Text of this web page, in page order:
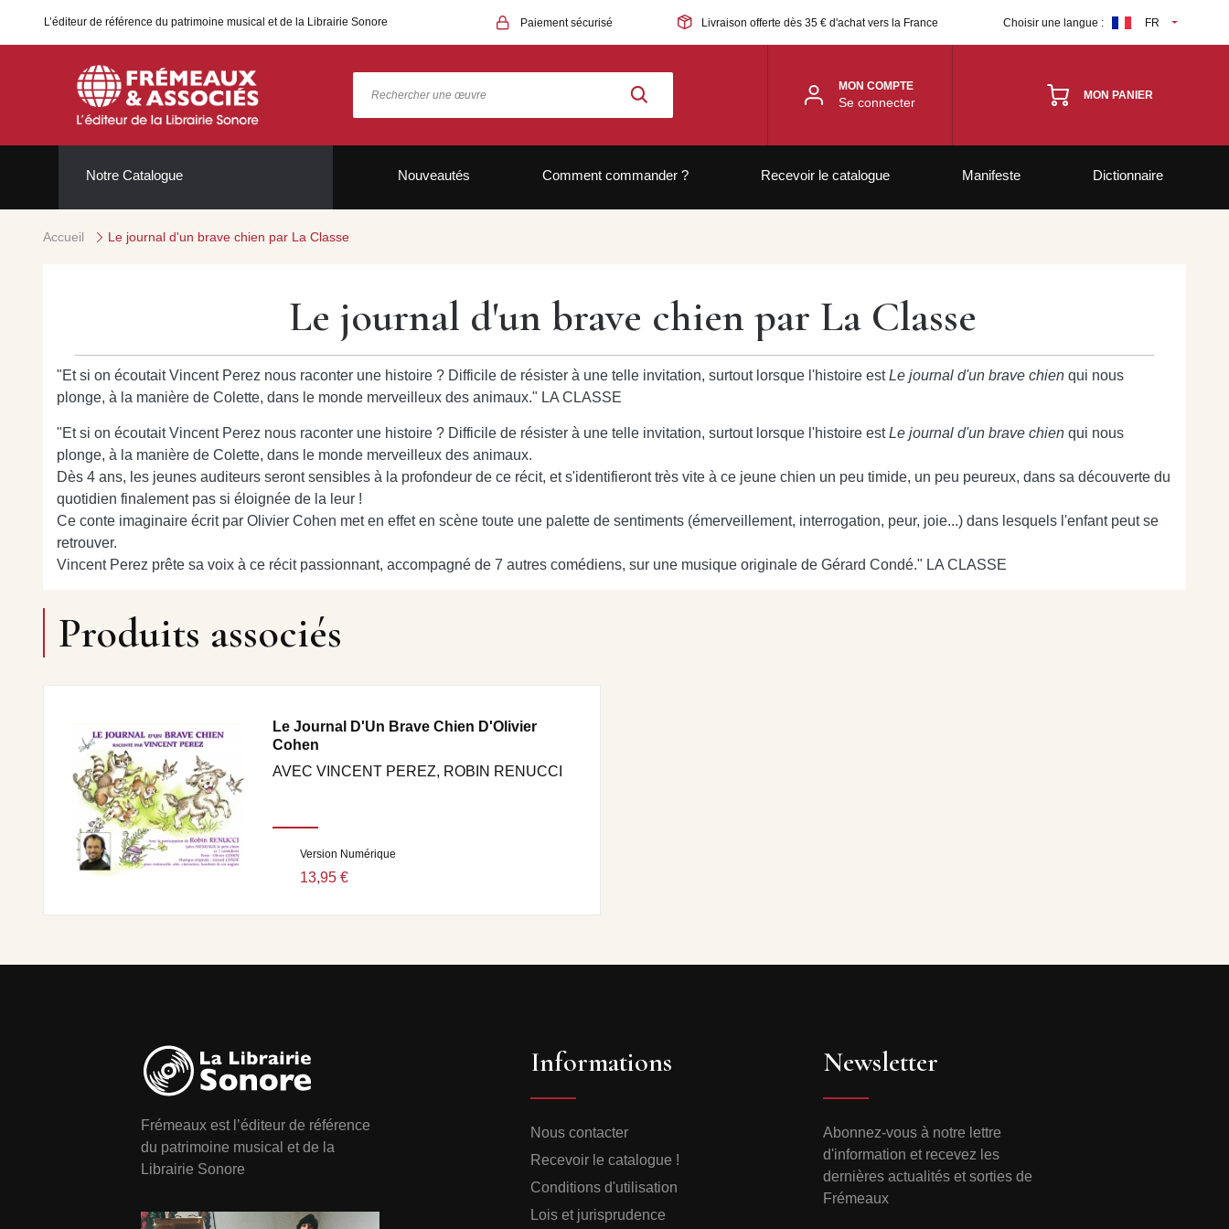
L’éditeur de référence du patrimoine musical et de la Librairie Sonore Paiement sécurisé Livraison offerte dès 35 € d'achat vers la France Choisir une langue : FR
MON COMPTE
Se connecter MON PANIER
Notre Catalogue Nouveautés Comment commander ? Recevoir le catalogue Manifeste Dictionnaire
Accueil Le journal d'un brave chien par La Classe
Le journal d'un brave chien par La Classe
"Et si on écoutait Vincent Perez nous raconter une histoire ? Difficile de résister à une telle invitation, surtout lorsque l'histoire estLe journal d'un brave chien qui nous
plonge, à la manière de Colette, dans le monde merveilleux des animaux." LA CLASSE
"Et si on écoutait Vincent Perez nous raconter une histoire ? Difficile de résister à une telle invitation, surtout lorsque l'histoire estLe journal d'un brave chien qui nous
plonge, à la manière de Colette, dans le monde merveilleux des animaux.
Dès 4 ans, les jeunes auditeurs seront sensibles à la profondeur de ce récit, et s'identifieront très vite à ce jeune chien un peu timide, un peu peureux, dans sa découverte du
quotidien finalement pas si éloignée de la leur !
Ce conte imaginaire écrit par Olivier Cohen met en effet en scène toute une palette de sentiments (émerveillement, interrogation, peur, joie...) dans lesquels l'enfant peut se
retrouver.
Vincent Perez prête sa voix à ce récit passionnant, accompagné de 7 autres comédiens, sur une musique originale de Gérard Condé." LA CLASSE
Produits associés
Le Journal D'Un Brave Chien D'Olivier
Cohen
AVEC VINCENT PEREZ, ROBIN RENUCCI
Version Numérique
13,95 €
Frémeaux est l’éditeur de référence
du patrimoine musical et de la
Librairie Sonore
Informations
Nous contacter
Recevoir le catalogue !
Conditions d'utilisation
Lois et jurisprudence
Newsletter
Abonnez-vous à notre lettre
d'information et recevez les
dernières actualités et sorties de
Frémeaux